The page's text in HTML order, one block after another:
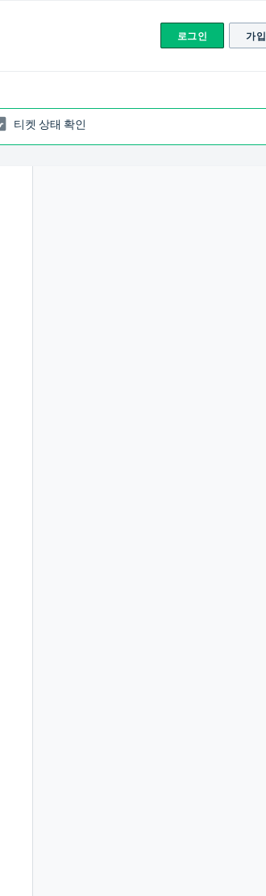
로그인 가입
티켓 상태 확인